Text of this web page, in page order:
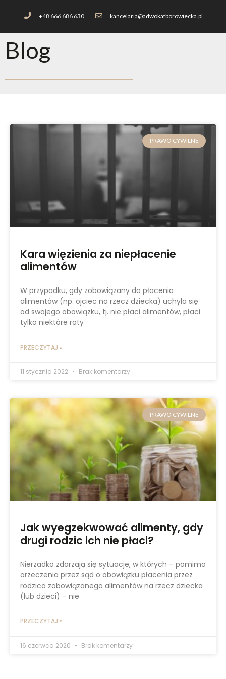
+48 666 686 630 kancelaria@adwokatborowiecka.pl
Blog
PRAWO CYWILNE
Kara więzienia za niepłacenie
alimentów
W przypadku, gdy zobowiązany do płacenia
alimentów (np. ojciec na rzecz dziecka) uchyla się
od swojego obowiązku, tj. nie płaci alimentów, płaci
tylko niektóre raty
PRZECZYTAJ »
11 stycznia 2022 Brak komentarzy
PRAWO CYWILNE
Jak wyegzekwować alimenty, gdy
drugi rodzic ich nie płaci?
Nierzadko zdarzają się sytuacje, w których – pomimo
orzeczenia przez sąd o obowiązku płacenia przez
rodzica zobowiązanego alimentów na rzecz dziecka
(lub dzieci) – nie
PRZECZYTAJ »
16 czerwca 2020 Brak komentarzy